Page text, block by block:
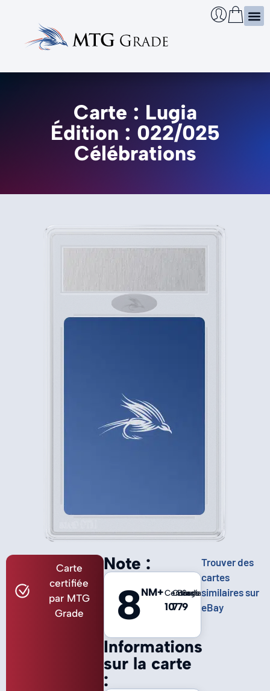
Carte : Lugia
Édition : 022/025
Célébrations
Carte
certifiée
par MTG
Grade
Informations
sur la carte
:
Note :
8NM+Centrage
10
Coins
7
Bords
7
Surface
9
Trouver des
cartes
similaires sur
eBay